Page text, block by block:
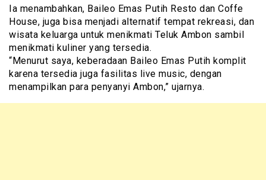
Ia menambahkan, Baileo Emas Putih Resto dan Coffe
House, juga bisa menjadi alternatif tempat rekreasi, dan
wisata keluarga untuk menikmati Teluk Ambon sambil
menikmati kuliner yang tersedia.
“Menurut saya, keberadaan Baileo Emas Putih komplit
karena tersedia juga fasilitas live music, dengan
menampilkan para penyanyi Ambon,” ujarnya.